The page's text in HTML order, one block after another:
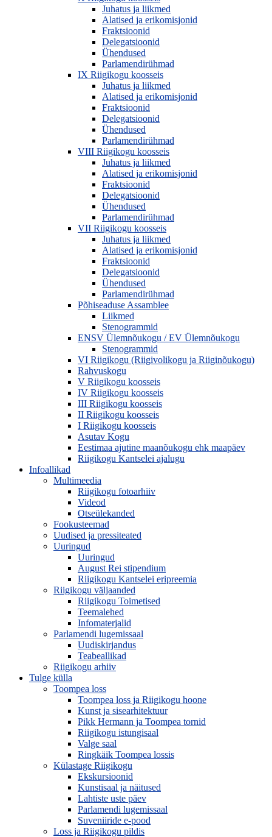
Juhatus ja liikmed
Alatised ja erikomisjonid
Fraktsioonid
Delegatsioonid
Ühendused
Parlamendirühmad
IX Riigikogu koosseis
Juhatus ja liikmed
Alatised ja erikomisjonid
Fraktsioonid
Delegatsioonid
Ühendused
Parlamendirühmad
VIII Riigikogu koosseis
Juhatus ja liikmed
Alatised ja erikomisjonid
Fraktsioonid
Delegatsioonid
Ühendused
Parlamendirühmad
VII Riigikogu koosseis
Juhatus ja liikmed
Alatised ja erikomisjonid
Fraktsioonid
Delegatsioonid
Ühendused
Parlamendirühmad
Põhiseaduse Assamblee
Liikmed
Stenogrammid
ENSV Ülemnõukogu / EV Ülemnõukogu
Stenogrammid
VI Riigikogu (Riigivolikogu ja Riiginõukogu)
Rahvuskogu
V Riigikogu koosseis
IV Riigikogu koosseis
III Riigikogu koosseis
II Riigikogu koosseis
I Riigikogu koosseis
Asutav Kogu
Eestimaa ajutine maanõukogu ehk maapäev
Riigikogu Kantselei ajalugu
Infoallikad
Multimeedia
Riigikogu fotoarhiiv
Videod
Otseülekanded
Fookusteemad
Uudised ja pressiteated
Uuringud
Uuringud
August Rei stipendium
Riigikogu Kantselei eripreemia
Riigikogu väljaanded
Riigikogu Toimetised
Teemalehed
Infomaterjalid
Parlamendi lugemissaal
Uudiskirjandus
Teabeallikad
Riigikogu arhiiv
Tulge külla
Toompea loss
Toompea loss ja Riigikogu hoone
Kunst ja sisearhitektuur
Pikk Hermann ja Toompea tornid
Riigikogu istungisaal
Valge saal
Ringkäik Toompea lossis
Külastage Riigikogu
Ekskursioonid
Kunstisaal ja näitused
Lahtiste uste päev
Parlamendi lugemissaal
Suveniiride e-pood
Loss ja Riigikogu pildis